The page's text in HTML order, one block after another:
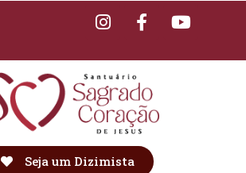
Seja um Dizimista